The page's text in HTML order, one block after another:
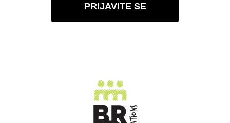
PRIJAVITE SE